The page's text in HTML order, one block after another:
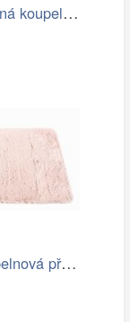
Kulatá bavlněná koupelnová předložka…
BO-MA, Koupelnová předložka Rabbit New…